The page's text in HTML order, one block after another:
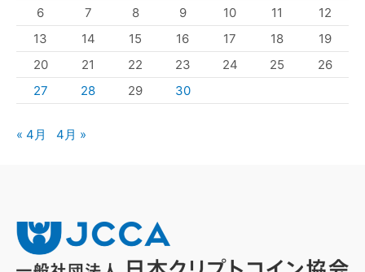
6
7 8 9 10 11
12
13
14 15 16 17 18
19
20
21 22 23 24 25
26
27
28 29 30
« 4月 4月 »